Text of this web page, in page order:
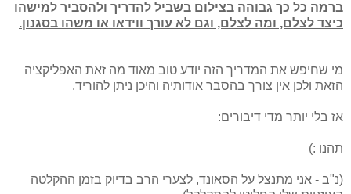
ברמה כל כך גבוהה בצילום בשביל להדריך ולהסביר למישהו
כיצד לצלם, ומה לצלם, וגם לא עורך ווידאו או משהו בסגנון.
מי שחיפש את המדריך הזה יודע טוב מאוד מה זאת האפליקציה
הזאת ולכן אין צורך בהסבר אודותיה והיכן ניתן להוריד.
אז בלי יותר מדי דיבורים:
תהנו :)
(נ"ב - אני מתנצל על הסאונד, לצערי הרב בדיוק בזמן ההקלטה